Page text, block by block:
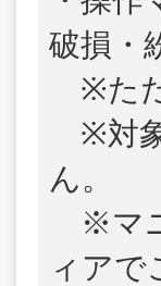
破損・
※ただ
※対象
ん。
※マニ
ィアで